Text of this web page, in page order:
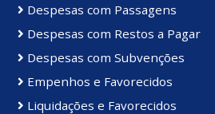
Despesas com Passagens
Despesas com Restos a Pagar
Despesas com Subvenções
Empenhos e Favorecidos
Liquidações e Favorecidos